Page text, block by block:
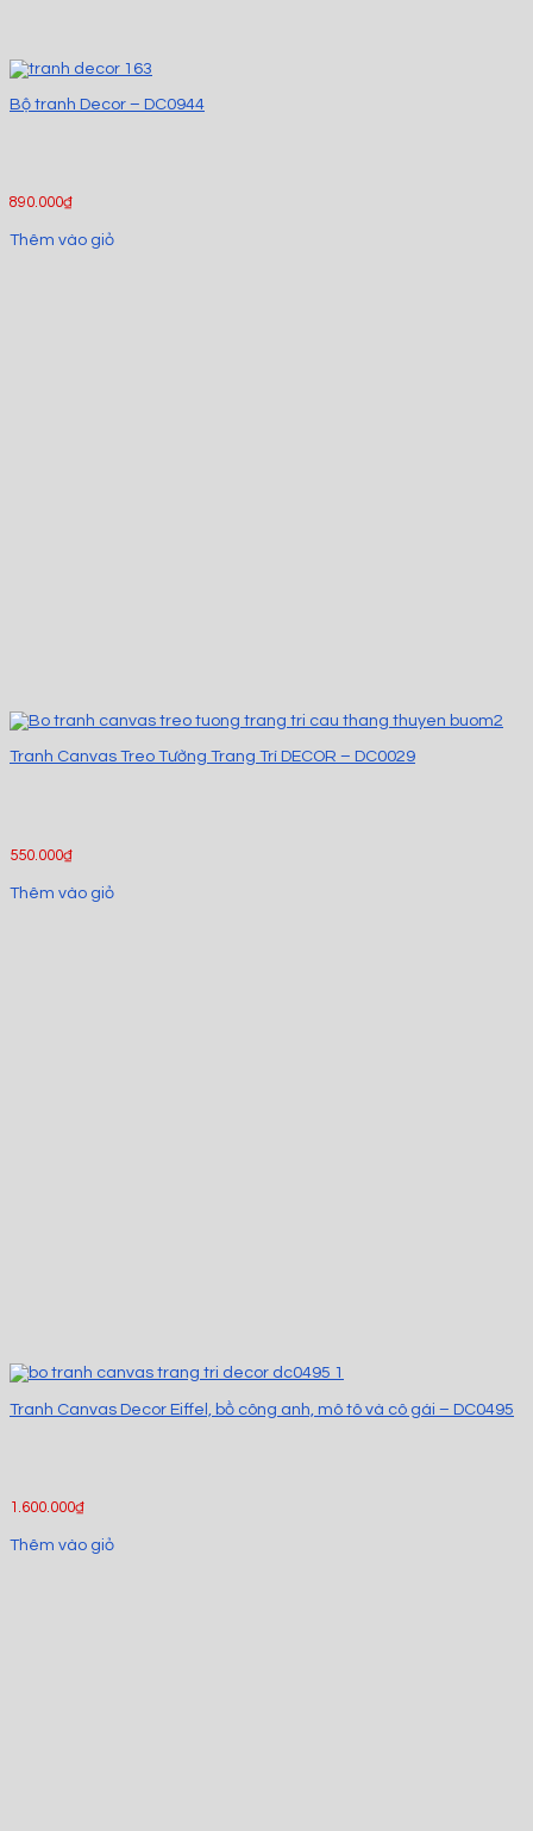
Bộ tranh Decor – DC0944
890.000₫
Thêm vào giỏ
Tranh Canvas Treo Tường Trang Trí DECOR – DC0029
550.000₫
Thêm vào giỏ
Tranh Canvas Decor Eiffel, bồ công anh, mô tô và cô gái – DC0495
1.600.000₫
Thêm vào giỏ